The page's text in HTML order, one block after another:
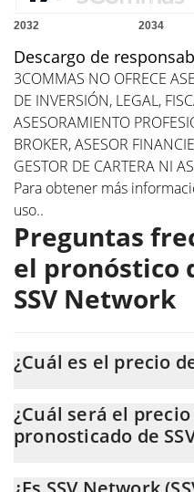
Descargo de
3COMMAS NO OFRECE
DE INVERSIÓN, LEGAL,
ASESORAMIENTO
BROKER, ASESOR
GESTOR DE CARTERA NI
Para obtener más
uso..
Preguntas
el pronóstico
SSV Network
¿Cuál es el precio
de mercado de $29.978.756.
¿Cuál será el
pronosticado de